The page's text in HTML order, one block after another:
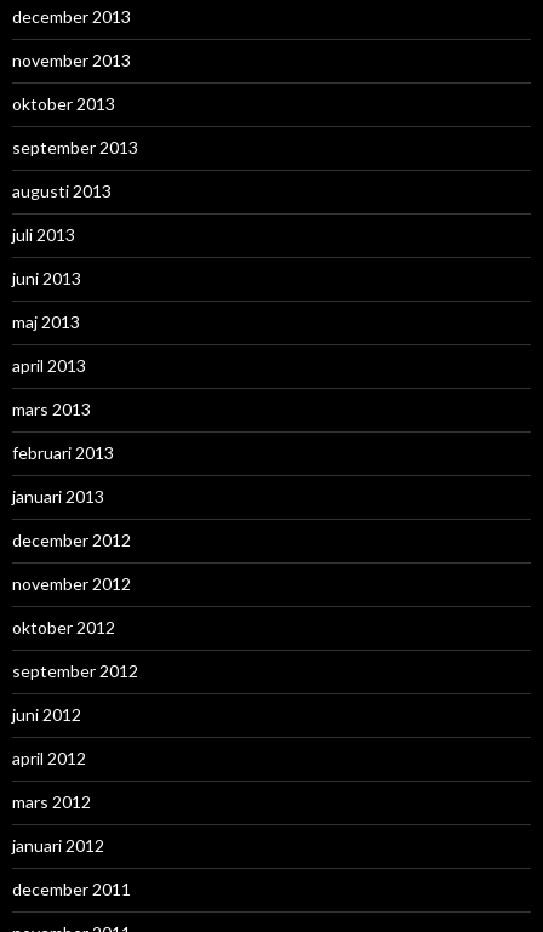
december 2013
november 2013
oktober 2013
september 2013
augusti 2013
juli 2013
juni 2013
maj 2013
april 2013
mars 2013
februari 2013
januari 2013
december 2012
november 2012
oktober 2012
september 2012
juni 2012
april 2012
mars 2012
januari 2012
december 2011